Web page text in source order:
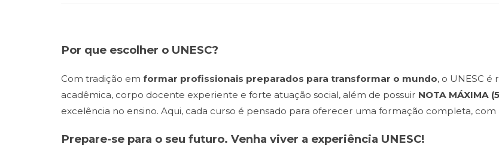
Por que escolher o UNESC?
Com tradição em formar profissionais preparados para transformar o mundo, o UNESC
acadêmica, corpo docente experiente e forte atuação social, além de possuir NOTA MÁXIMA
excelência no ensino. Aqui, cada curso é pensado para oferecer uma formação completa,
Prepare-se para o seu futuro. Venha viver a experiência UNESC!